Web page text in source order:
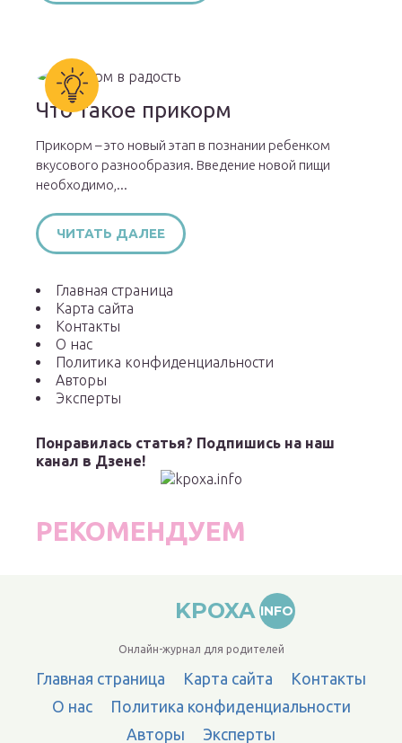
Что такое прикорм
Прикорм – это новый этап в познании ребенком
вкусового разнообразия. Введение новой пищи
необходимо,...
ЧИТАТЬ ДАЛЕЕ
Главная страница
Карта сайта
Контакты
О нас
Политика конфиденциальности
Авторы
Эксперты
Понравилась статья? Подпишись на наш
канал в Дзене!
РЕКОМЕНДУЕМ
KPOXA INFO
Онлайн-журнал для родителей
Главная страница Карта сайта
Контакты
О нас
Политика конфиденциальности
Авторы
Эксперты